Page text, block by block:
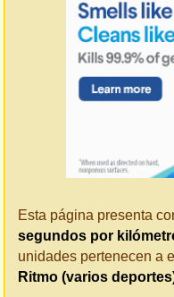
Esta página presenta
segundos por
unidades pertenecen a
Ritmo (varios